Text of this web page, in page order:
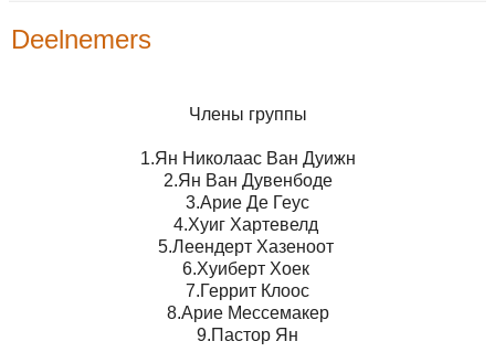
Deelnemers
Члены группы
1.Ян Николаас Ван Дуижн
2.Ян Ван Дувенбоде
3.Арие Де Геус
4.Хуиг Хартевелд
5.Леендерт Хазеноот
6.Хуиберт Хоек
7.Геррит Клоос
8.Арие Мессемакер
9.Пастор Ян